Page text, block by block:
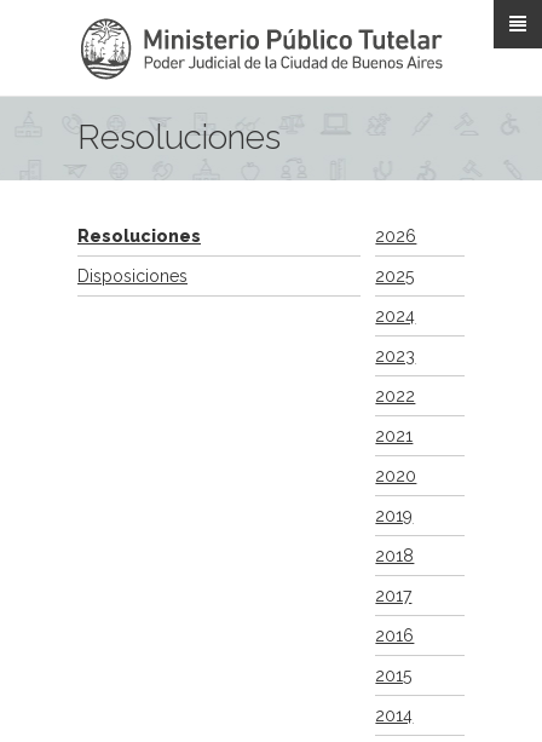
Resoluciones
Resoluciones
Disposiciones
2026
2025
2024
2023
2022
2021
2020
2019
2018
2017
2016
2015
2014